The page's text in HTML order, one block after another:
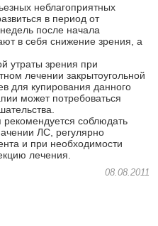
неблагоприятных
в период от
после начала
в себя снижение зрения, а
утраты зрения при
лечении закрытоугольной
для купирования данного
может потребоваться
соблюдать
ЛС, регулярно
и при необходимости
лечения.
08.08.2011